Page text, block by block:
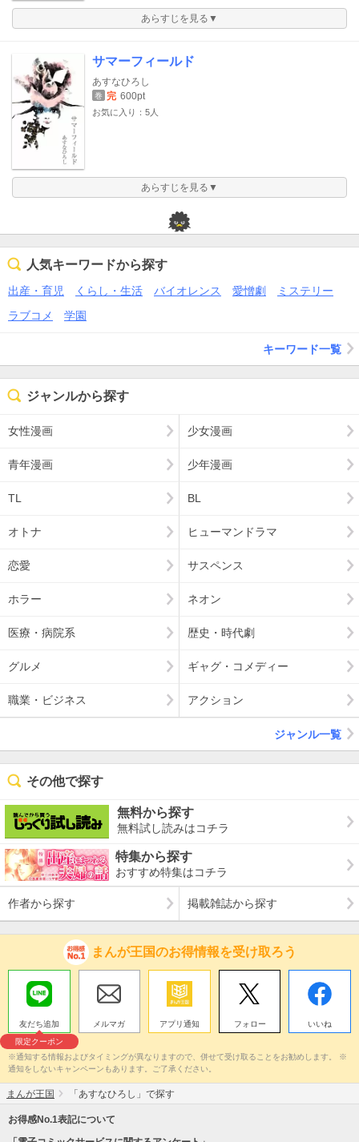
あらすじを見る▼
サマーフィールド
あすなひろし
巻 完 600pt
お気に入り：5人
あらすじを見る▼
人気キーワードから探す
出産・育児 くらし・生活 バイオレンス 愛憎劇
ミステリー
ラブコメ
学園
キーワード一覧
ジャンルから探す
女性漫画 少女漫画
青年漫画 少年漫画
TL BL
オトナ ヒューマンドラマ
恋愛 サスペンス
ホラー ネオン
医療・病院系 歴史・時代劇
グルメ ギャグ・コメディー
職業・ビジネス アクション
ジャンル一覧
その他で探す
無料から探す
無料試し読みはコチラ
特集から探す
おすすめ特集はコチラ
作者から探す 掲載雑誌から探す
まんが王国のお得情報を受け取ろう
友だち追加
限定クーポン
メルマガ アプリ通知 フォロー いいね
※通知する情報およびタイミングが異なりますので、併せて受け取ることをお勧めします。 ※
通知をしないキャンペーンもあります。ご了承ください。
まんが王国 「あすなひろし」で探す
お得感No.1表記について